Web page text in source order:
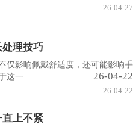
26-04-27
理技巧
仅影响佩戴舒适度，还可能影响手
这一......
26-04-22
26-04-22
上不紧